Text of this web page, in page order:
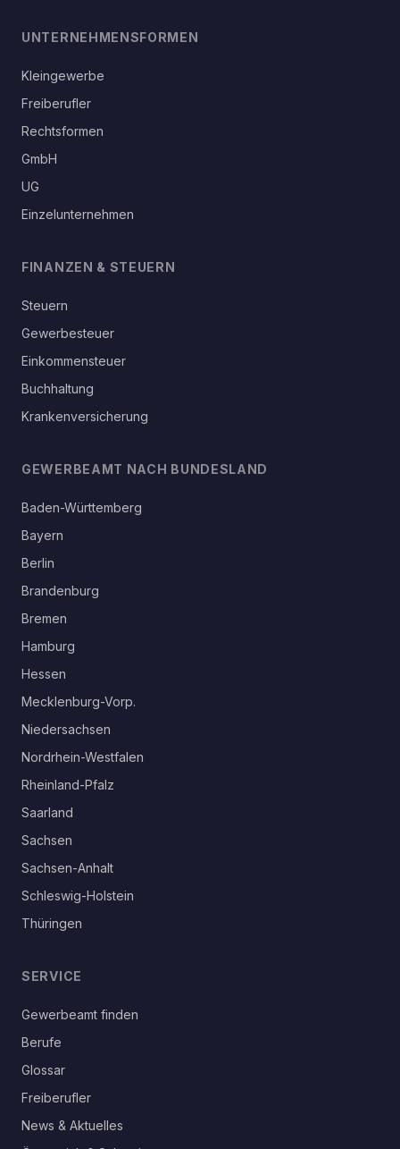
UNTERNEHMENSFORMEN
Kleingewerbe
Freiberufler
Rechtsformen
GmbH
UG
Einzelunternehmen
FINANZEN & STEUERN
Steuern
Gewerbesteuer
Einkommensteuer
Buchhaltung
Krankenversicherung
GEWERBEAMT NACH BUNDESLAND
Baden-Württemberg
Bayern
Berlin
Brandenburg
Bremen
Hamburg
Hessen
Mecklenburg-Vorp.
Niedersachsen
Nordrhein-Westfalen
Rheinland-Pfalz
Saarland
Sachsen
Sachsen-Anhalt
Schleswig-Holstein
Thüringen
SERVICE
Gewerbeamt finden
Berufe
Glossar
Freiberufler
News & Aktuelles